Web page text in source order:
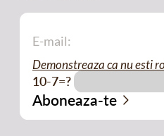
Demonstreaza ca nu esti
10-7=?